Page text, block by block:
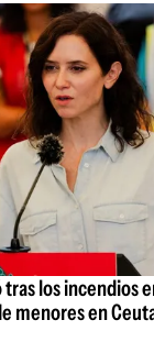
tras los incendios
menores en